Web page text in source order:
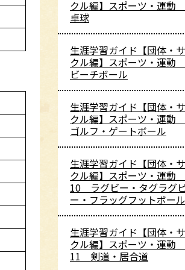
クル編】スポーツ・運
卓球
生涯学習ガイド【団体・
クル編】スポーツ・運
ビーチボール
生涯学習ガイド【団体・
クル編】スポーツ・運
ゴルフ・ゲートボール
生涯学習ガイド【団体・
クル編】スポーツ・運動
10 ラグビー・タグラグ
ー・フラッグフットボール
生涯学習ガイド【団体・
クル編】スポーツ・運動
11 剣道・居合道